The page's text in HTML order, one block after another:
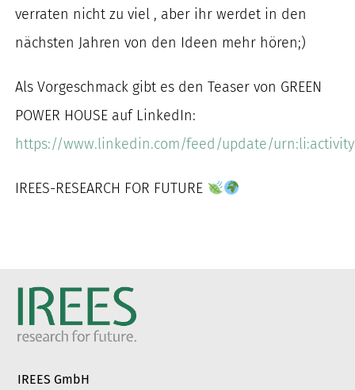
verraten nicht zu viel , aber ihr werdet in den
nächsten Jahren von den Ideen mehr hören;)
Als Vorgeschmack gibt es den Teaser von GREEN
POWER HOUSE auf LinkedIn:
https://www.linkedin.com/feed/update/
IREES-RESEARCH FOR FUTURE
IREES GmbH